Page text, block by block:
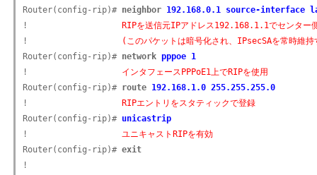
Router(config-rip)# neighbor 192.168.0.1 source-interface
!
RIPを送信元IPアドレス192.168.1.1でセンター
!
(このパケットは暗号化され、IPsecSAを常時維
Router(config-rip)# network pppoe 1
! インタフェースPPPoE1上でRIPを使用
Router(config-rip)# route 192.168.1.0 255.255.255.0
!
RIPエントリをスタティックで登録
Router(config-rip)# unicastrip
! ユニキャストRIPを有効
Router(config-rip)# exit
!